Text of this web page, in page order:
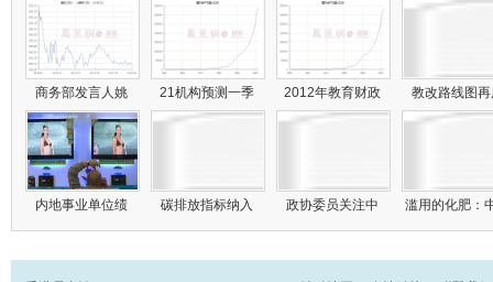
商务部发言人姚 21机构预测一季 2012年教育财政 教改路线图
内地事业单位绩 碳排放指标纳入 政协委员关注中 滥用的化肥：